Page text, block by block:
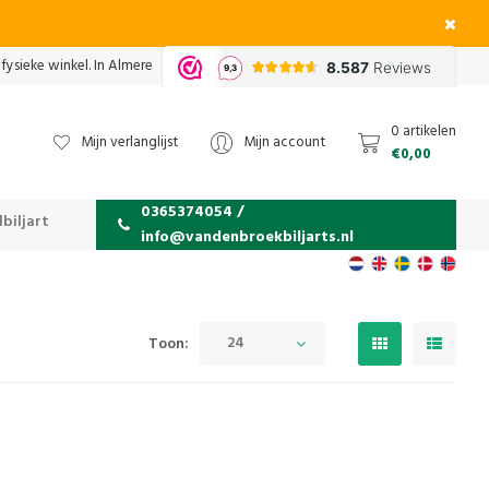
winkel. In Almere
Mijn verlanglijst Mijn account
0 artikelen
€0,00
0365374054 /
info@vandenbroekbiljarts.nl
Toon: 24